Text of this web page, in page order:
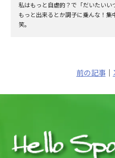
私はもっと自虐的？で「だいたい
もっと出来るとか調子に乗んな！
笑。
前の記事｜